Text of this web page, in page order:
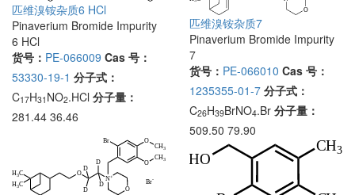
匹维溴铵杂质6 HCl
Pinaverium Bromide Impurity
6 HCl
货号： PE-066009 Cas 号：
53330-19-1 分子式：
C17H31 NO2.HCl 分子量：
281.44 36.46
匹维溴铵杂质7
Pinaverium Bromide Impurity
7
货号： PE-066010 Cas 号：
1235355-01-7 分子式：
C26H39BrNO4.Br 分子量：
509.50 79.90